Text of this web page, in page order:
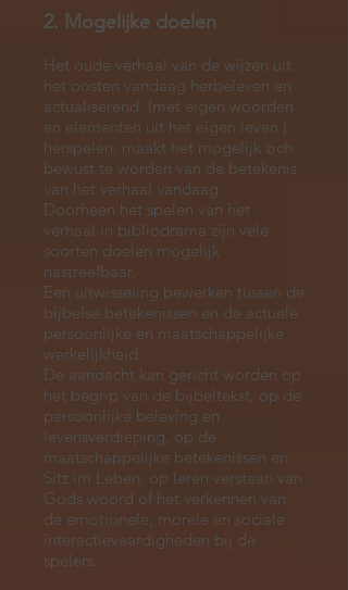
2. Mogelijke doelen
Het oude verhaal van de wijzen uit
het oosten vandaag herbeleven en
actualiserend (met eigen woorden
en elementen uit het eigen leven )
herspelen, maakt het mogelijk zich
bewust te worden van de betekenis
van het verhaal vandaag.
Doorheen het spelen van het
verhaal in bibliodrama zijn vele
soorten doelen mogelijk
nastreefbaar.
Een uitwisseling bewerken tussen de
bijbelse betekenissen en de actuele
persoonlijke en maatschappelijke
werkelijkheid.
De aandacht kan gericht worden op
het begrip van de bijbeltekst, op de
persoonlijke beleving en
levensverdieping, op de
maatschappelijke betekenissen en
Sitz im Leben, op leren verstaan van
Gods woord of het verkennen van
de emotionele, morele en sociale
interactievaardigheden bij de
spelers.